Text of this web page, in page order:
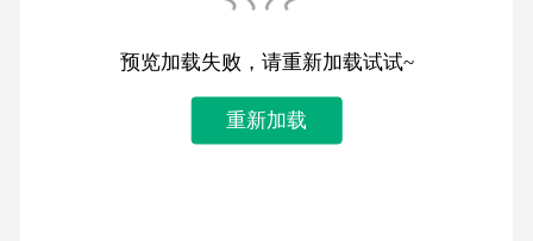
预览加载失败，请重新加载试试~
重新加载